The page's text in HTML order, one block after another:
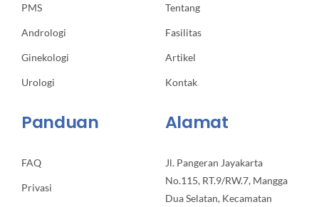
PMS
Andrologi
Ginekologi
Urologi
Tentang
Fasilitas
Artikel
Kontak
Panduan
FAQ
Privasi
Alamat
Jl. Pangeran Jayakarta
No.115, RT.9/RW.7, Mangga
Dua Selatan, Kecamatan